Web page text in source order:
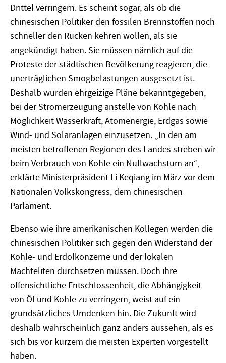
Drittel verringern. Es scheint sogar, als ob die
chinesischen Politiker den fossilen Brennstoffen noch
schneller den Rücken kehren wollen, als sie
angekündigt haben. Sie müssen nämlich auf die
Proteste der städtischen Bevölkerung reagieren, die
unerträglichen Smogbelastungen ausgesetzt ist.
Deshalb wurden ehrgeizige Pläne bekanntgegeben,
bei der Stromerzeugung anstelle von Kohle nach
Möglichkeit Wasserkraft, Atomenergie, Erdgas sowie
Wind- und Solaranlagen einzusetzen. „In den am
meisten betroffenen Regionen des Landes streben wir
beim Verbrauch von Kohle ein Nullwachstum an“,
erklärte Ministerpräsident Li Keqiang im März vor dem
Nationalen Volkskongress, dem chinesischen
Parlament.
Ebenso wie ihre amerikanischen Kollegen werden die
chinesischen Politiker sich gegen den Widerstand der
Kohle- und Erdölkonzerne und der lokalen
Machteliten durchsetzen müssen. Doch ihre
offensichtliche Entschlossenheit, die Abhängigkeit
von Öl und Kohle zu verringern, weist auf ein
grundsätzliches Umdenken hin. Die Zukunft wird
deshalb wahrscheinlich ganz anders aussehen, als es
sich bis vor kurzem die meisten Experten vorgestellt
haben.